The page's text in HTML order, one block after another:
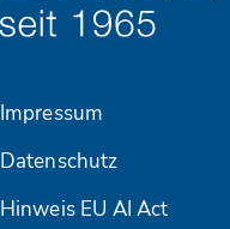
Impressum
Datenschutz
Hinweis EU AI Act